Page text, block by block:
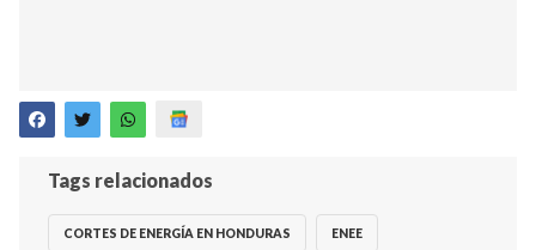
Tags relacionados
CORTES DE ENERGÍA EN HONDURAS ENEE